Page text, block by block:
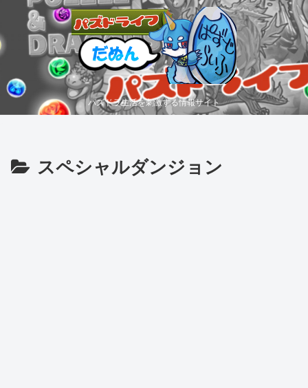
パズドラ生活を刺激する情報サイト
スペシャルダンジョン